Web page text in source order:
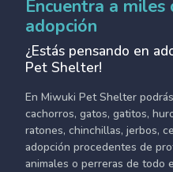
Encuentra a miles
adopción
¿Estás pensando en
Pet Shelter!
En Miwuki Pet Shelter
cachorros, gatos, gatitos,
ratones, chinchillas, jerbos,
adopción procedentes de
animales o perreras de todo